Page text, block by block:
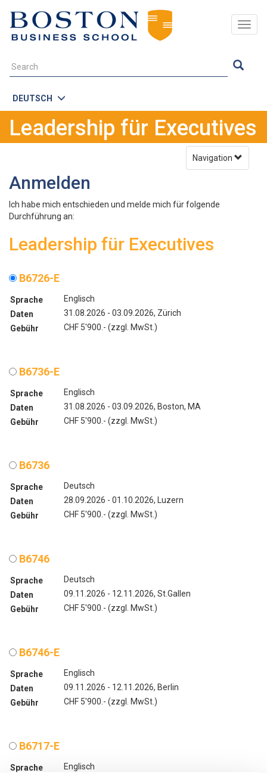
DEUTSCH
Leadership für Executives
Navigation
Anmelden
Ich habe mich entschieden und melde mich für folgende
Durchführung an:
Leadership für Executives
B6726-E
Sprache
Englisch
Daten
31.08.2026 - 03.09.2026, Zürich
Gebühr
CHF 5'900.- (zzgl. MwSt.)
B6736-E
Sprache
Englisch
Daten
31.08.2026 - 03.09.2026, Boston, MA
Gebühr
CHF 5'900.- (zzgl. MwSt.)
B6736
Sprache
Deutsch
Daten
28.09.2026 - 01.10.2026, Luzern
Gebühr
CHF 5'900.- (zzgl. MwSt.)
B6746
Sprache
Deutsch
Daten
09.11.2026 - 12.11.2026, St.Gallen
Gebühr
CHF 5'900.- (zzgl. MwSt.)
B6746-E
Sprache
Englisch
Daten
09.11.2026 - 12.11.2026, Berlin
Gebühr
CHF 5'900.- (zzgl. MwSt.)
B6717-E
Sprache
Englisch